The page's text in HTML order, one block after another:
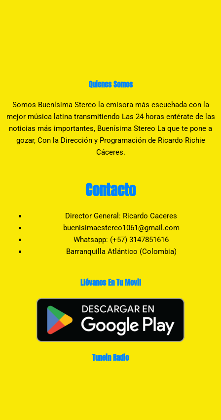
Quienes Somos
Somos Buenísima Stereo la emisora más escuchada con la
mejor música latina transmitiendo Las 24 horas entérate de las
noticias más importantes, Buenísima Stereo La que te pone a
gozar, Con la Dirección y Programación de Ricardo Richie
Cáceres.
Contacto
Director General: Ricardo Caceres
buenisimaestereo1061@gmail.com
Whatsapp: (+57) 3147851616
Barranquilla Atlántico (Colombia)
Llévanos En Tu Movil
Tunein Radio